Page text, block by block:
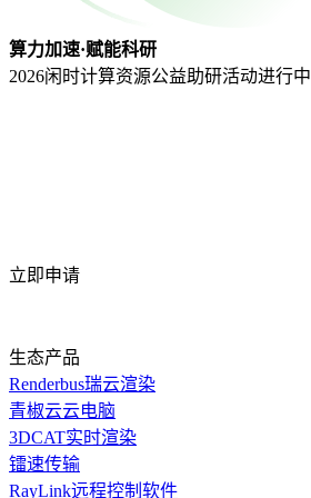
算力加速·赋能科研
2026闲时计算资源公益助研活动进行中
立即申请
生态产品
Renderbus瑞云渲染
青椒云云电脑
3DCAT实时渲染
镭速传输
RayLink远程控制软件